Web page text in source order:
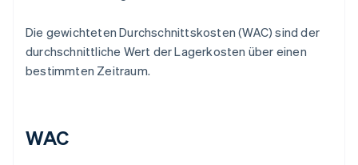
Die gewichteten Durchschnittskosten (WAC) sind der
durchschnittliche Wert der Lagerkosten über einen
bestimmten Zeitraum.
WAC